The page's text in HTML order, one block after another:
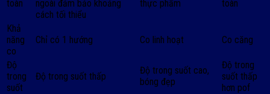
toàn
ngoài đảm bảo khoảng
cách tối thiểu
thực phẩm
toàn
Khả
năng
co
Chỉ có 1 hướng Co linh hoạt Co căng
Độ
trong
suốt
Độ trong suốt thấp
Độ trong suốt cao,
bóng đẹp
Độ trong
suốt thấp
hơn pof